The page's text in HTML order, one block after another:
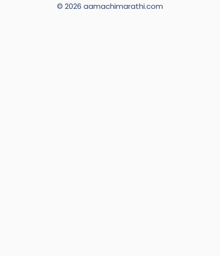
© 2026 aamachimarathi.com